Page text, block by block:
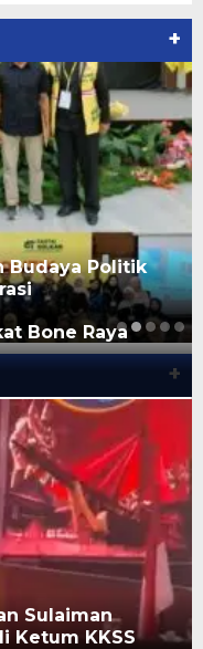
+
Budaya Politik
+
Bone Raya
Sulaiman
Ketum KKSS